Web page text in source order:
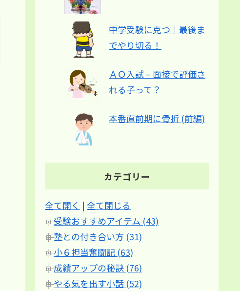
中学受験に克つ│最後ま
でやり切る！
ＡＯ入試 – 面接で評価さ
れる子って？
本番直前期に骨折 (前編)
カテゴリー
全て開く | 全て閉じる
受験おすすめアイテム (43)
塾との付き合い方 (31)
小６担当奮闘記 (63)
成績アップの秘訣 (76)
やる気を出す小話 (52)